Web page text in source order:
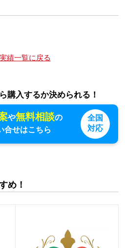
績一覧に戻る
購入するか決められる！
や無料相談の
合せはこちら
全国
対応
め！